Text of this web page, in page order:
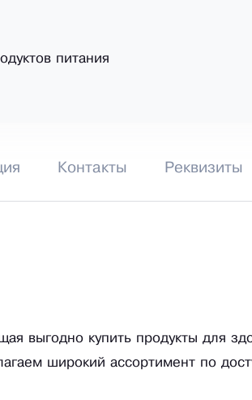
питания
Контакты Реквизиты
выгодно купить продукты для
широкий ассортимент по